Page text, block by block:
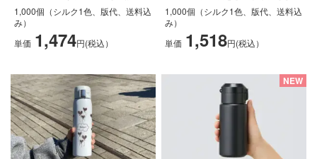
サ
ー
ビ
ス
FAQ
る仕様で、漏れを防ぐ為小さめな
作...
1,000個（シルク1色、版代、送料込
み）
単価 1,474円(税込）
す。分解も簡単なので衛生的かつお
手...
1,000個（シルク1色、版代、送料込
み）
単価 1,518円(税込）
NEW